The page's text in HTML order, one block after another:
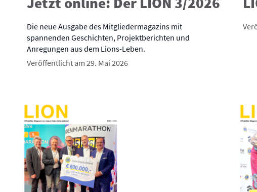
Die neue Ausgabe des Mitgliedermagazins mit
spannenden Geschichten, Projektberichten und
Anregungen aus dem Lions-Leben.
Veröffentlicht am 29. Mai 2026